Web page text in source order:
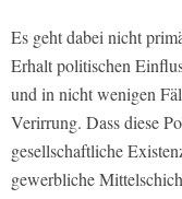
Es geht dabei nicht
Erhalt politischen
und in nicht wenigen
Verirrung. Dass diese
gesellschaftliche
gewerbliche